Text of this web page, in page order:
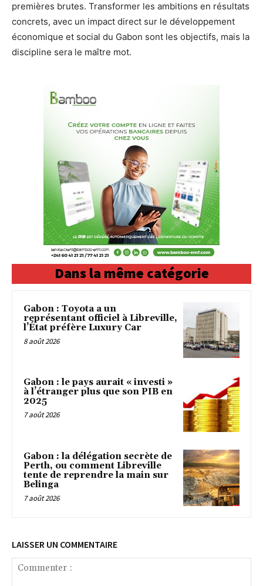
premières brutes. Transformer les ambitions en résultats
concrets, avec un impact direct sur le développement
économique et social du Gabon sont les objectifs, mais la
discipline sera le maître mot.
Dans la même catégorie
Gabon : Toyota a un
représentant officiel à Libreville,
l’État préfère Luxury Car
8 août 2026
Gabon : le pays aurait « investi »
à l’étranger plus que son PIB en
2025
7 août 2026
Gabon : la délégation secrète de
Perth, ou comment Libreville
tente de reprendre la main sur
Belinga
7 août 2026
LAISSER UN COMMENTAIRE